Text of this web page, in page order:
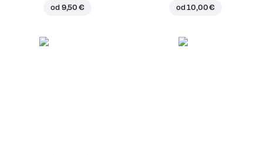
od 9,50 € od10,00 €